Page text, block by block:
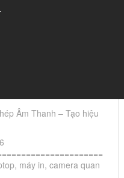
Âm Thanh – Tạo hiệu
máy in, camera quan